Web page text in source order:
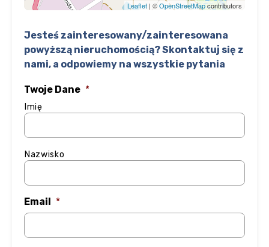
Leaflet | ©OpenStreetMapcontributors
Jesteś zainteresowany/zainteresowana
powyższą nieruchomością? Skontaktuj się z
nami, a odpowiemy na wszystkie pytania
Twoje Dane *
Imię
Nazwisko
Email *